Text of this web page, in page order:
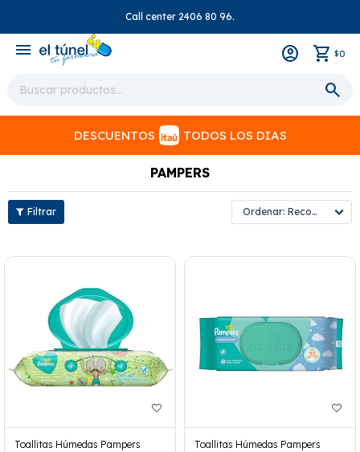
Call center 2406 80 96.
menu $0
DESCUENTOS TODOS LOS DIAS
PAMPERS
Recomendados
Toallitas Húmedas Pampers
Toallitas Húmedas Pampers
close